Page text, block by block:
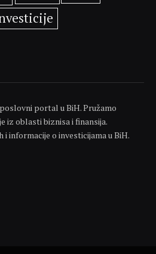
portal u BiH. Pružamo
iz oblasti biznisa i finansija.
i informacije o investicijama u BiH.